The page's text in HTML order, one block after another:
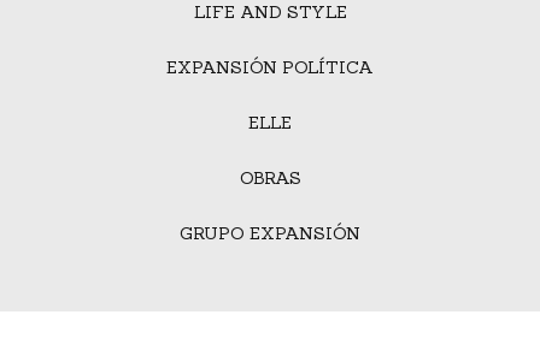
LIFE AND STYLE
EXPANSIÓN POLÍTICA
ELLE
OBRAS
GRUPO EXPANSIÓN